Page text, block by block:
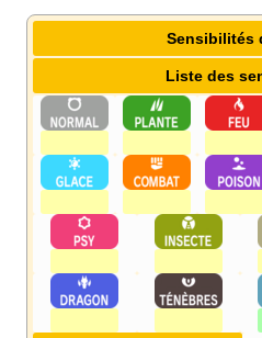
Sensibilités
Liste des